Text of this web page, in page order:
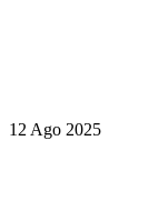
12 Ago 2025